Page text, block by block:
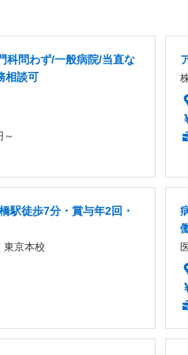
科問わず/一般病院/当直な
相談可
～
駅徒歩7分・賞与年2回・
東京本校